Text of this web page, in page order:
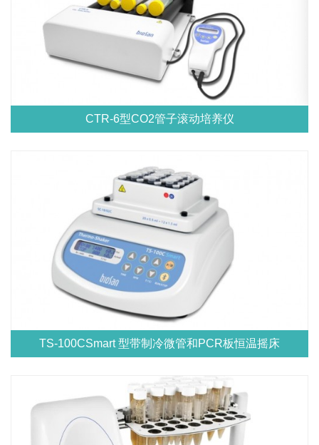
CTR-6型CO2管子滚动培养仪
TS-100CSmart 型带制冷微管和PCR板恒温摇床